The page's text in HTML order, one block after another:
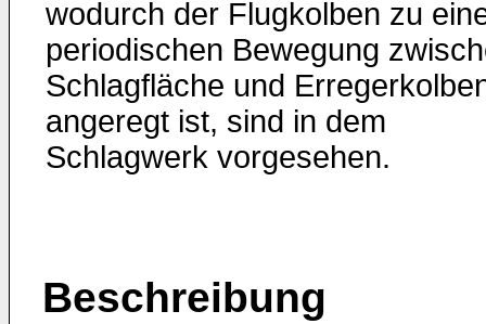
wodurch der Flugkolben zu
periodischen Bewegung
Schlagfläche und
angeregt ist, sind in dem
Schlagwerk vorgesehen.
Beschreibung